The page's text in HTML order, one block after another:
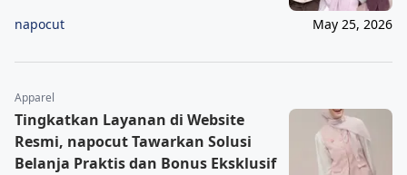
napocut May 25, 2026
Apparel
Tingkatkan Layanan di Website
Resmi, napocut Tawarkan Solusi
Belanja Praktis dan Bonus Eksklusif